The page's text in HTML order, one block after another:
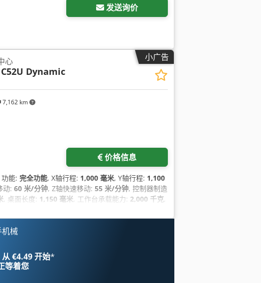
发送询价
小广告
7,162 km
心
C52U Dynamic
价格信息
功能: 完全功能, X轴行程: 1,000 毫米, Y轴行程: 1,100
动: 60 米/分钟, Z轴快速移动: 55 米/分钟, 控制器制造
, 桌面长度: 1,150 毫米, 工作台承载能力: 2,000 千克,
行时间:
, 转速可无级变速,
机械
€4.49 开始*
等着您